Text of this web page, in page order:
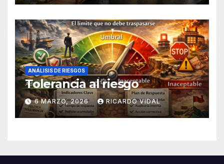
ANÁLISIS DE RIESGOS
Tolerancia al riesgo
6 MARZO, 2026 RICARDO VIDAL